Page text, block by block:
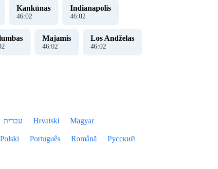
Kankūnas
46:02
Indianapolis
46:02
Majamis
46:02
Los Andželas
46:02
עברית Hrvatski Magyar
Polski Português Română Русский